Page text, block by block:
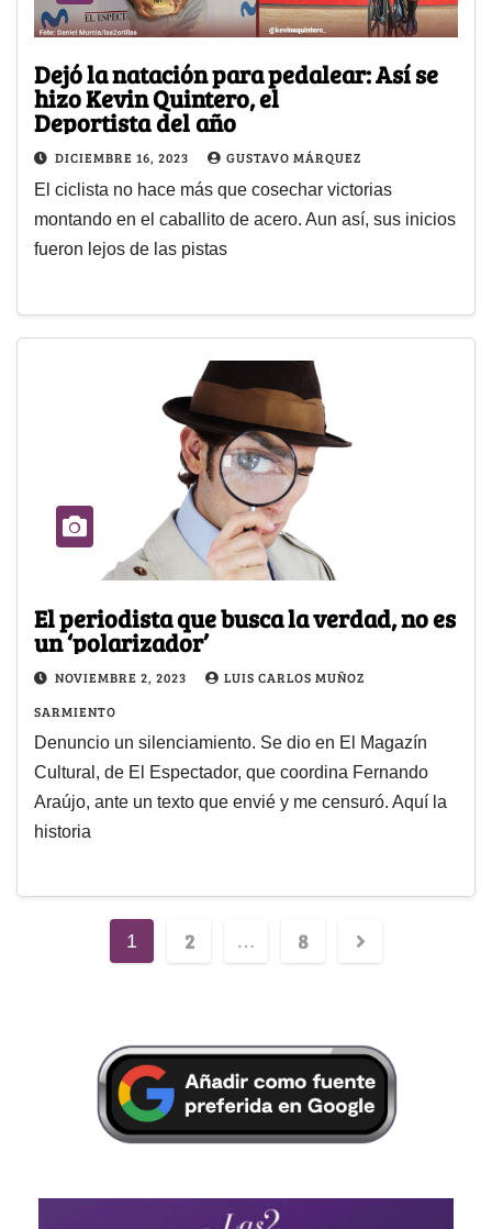
Dejó la natación para pedalear: Así se
hizo Kevin Quintero, el
Deportista del año
DICIEMBRE 16, 2023 GUSTAVO MÁRQUEZ
El ciclista no hace más que cosechar victorias
montando en el caballito de acero. Aun así, sus inicios
fueron lejos de las pistas
El periodista que busca la verdad, no es
un ‘polarizador’
NOVIEMBRE 2, 2023
LUIS CARLOS MUÑOZ
SARMIENTO
Denuncio un silenciamiento. Se dio en El Magazín
Cultural, de El Espectador, que coordina Fernando
Araújo, ante un texto que envié y me censuró. Aquí la
historia
1 2 … 8